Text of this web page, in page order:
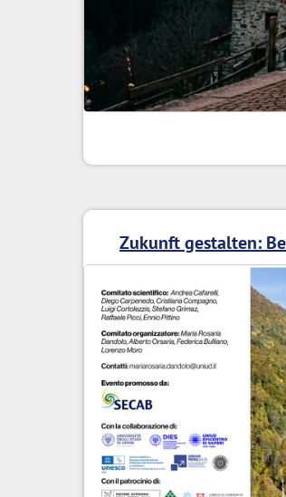
Zukunft gestalten: